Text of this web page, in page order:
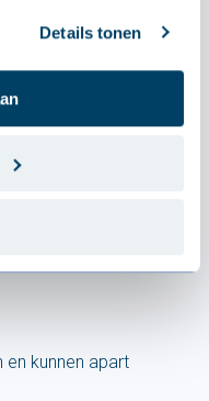
Details tonen
kunnen apart